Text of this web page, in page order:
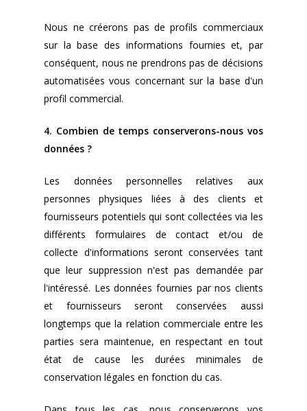
Nous ne créerons pas de profils commerciaux
sur la base des informations fournies et, par
conséquent, nous ne prendrons pas de décisions
automatisées vous concernant sur la base d'un
profil commercial.
4. Combien de temps conserverons-nous vos
données ?
Les données personnelles relatives aux
personnes physiques liées à des clients et
fournisseurs potentiels qui sont collectées via les
différents formulaires de contact et/ou de
collecte d'informations seront conservées tant
que leur suppression n'est pas demandée par
l'intéressé. Les données fournies par nos clients
et fournisseurs seront conservées aussi
longtemps que la relation commerciale entre les
parties sera maintenue, en respectant en tout
état de cause les durées minimales de
conservation légales en fonction du cas.